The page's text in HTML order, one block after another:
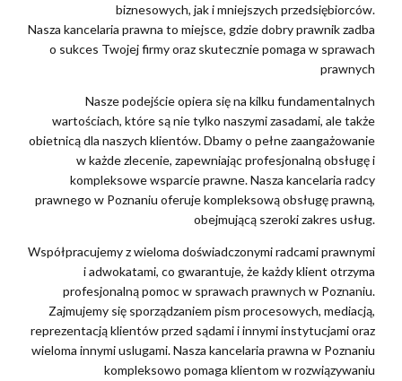
biznesowych, jak i mniejszych przedsiębiorców.
Nasza kancelaria prawna to miejsce, gdzie dobry prawnik zadba
o sukces Twojej firmy oraz skutecznie pomaga w sprawach
prawnych
Nasze podejście opiera się na kilku fundamentalnych
wartościach, które są nie tylko naszymi zasadami, ale także
obietnicą dla naszych klientów. Dbamy o pełne zaangażowanie
w każde zlecenie, zapewniając profesjonalną obsługę i
kompleksowe wsparcie prawne. Nasza kancelaria radcy
prawnego w Poznaniu oferuje kompleksową obsługę prawną,
obejmującą szeroki zakres usług.
Współpracujemy z wieloma doświadczonymi radcami prawnymi
i adwokatami, co gwarantuje, że każdy klient otrzyma
profesjonalną pomoc w sprawach prawnych w Poznaniu.
Zajmujemy się sporządzaniem pism procesowych, mediacją,
reprezentacją klientów przed sądami i innymi instytucjami oraz
wieloma innymi uslugami. Nasza kancelaria prawna w Poznaniu
kompleksowo pomaga klientom w rozwiązywaniu